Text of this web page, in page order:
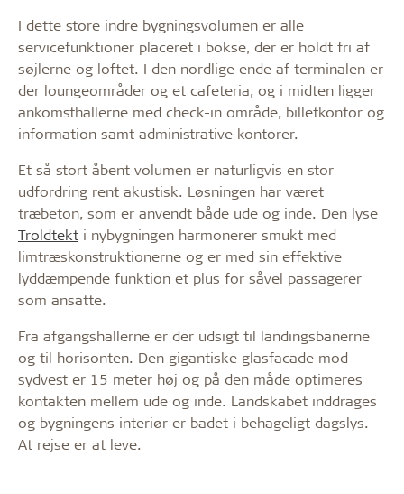
I dette store indre bygningsvolumen er alle
servicefunktioner placeret i bokse, der er holdt fri af
søjlerne og loftet. I den nordlige ende af terminalen er
der loungeområder og et cafeteria, og i midten ligger
ankomsthallerne med check-in område, billetkontor og
information samt administrative kontorer.
Et så stort åbent volumen er naturligvis en stor
udfordring rent akustisk. Løsningen har været
træbeton, som er anvendt både ude og inde. Den lyse
Troldtekt i nybygningen harmonerer smukt med
limtræskonstruktionerne og er med sin effektive
lyddæmpende funktion et plus for såvel passagerer
som ansatte.
Fra afgangshallerne er der udsigt til landingsbanerne
og til horisonten. Den gigantiske glasfacade mod
sydvest er 15 meter høj og på den måde optimeres
kontakten mellem ude og inde. Landskabet inddrages
og bygningens interiør er badet i behageligt dagslys.
At rejse er at leve.